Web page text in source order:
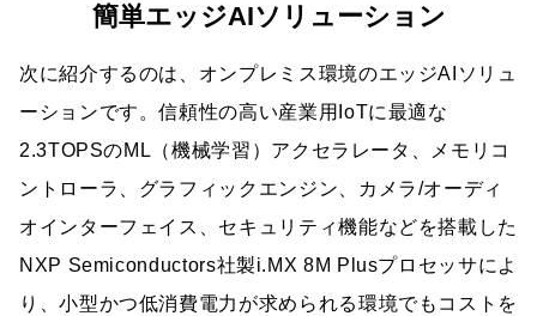
簡単エッジAIソリューション
次に紹介するのは、オンプレミス環境のエッジAIソリュ
ーションです。信頼性の高い産業用IoTに最適な
2.3TOPSのML（機械学習）アクセラレータ、メモリコ
ントローラ、グラフィックエンジン、カメラ/オーディ
オインターフェイス、セキュリティ機能などを搭載した
NXP Semiconductors社製i.MX 8M Plusプロセッサによ
り、小型かつ低消費電力が求められる環境でもコストを